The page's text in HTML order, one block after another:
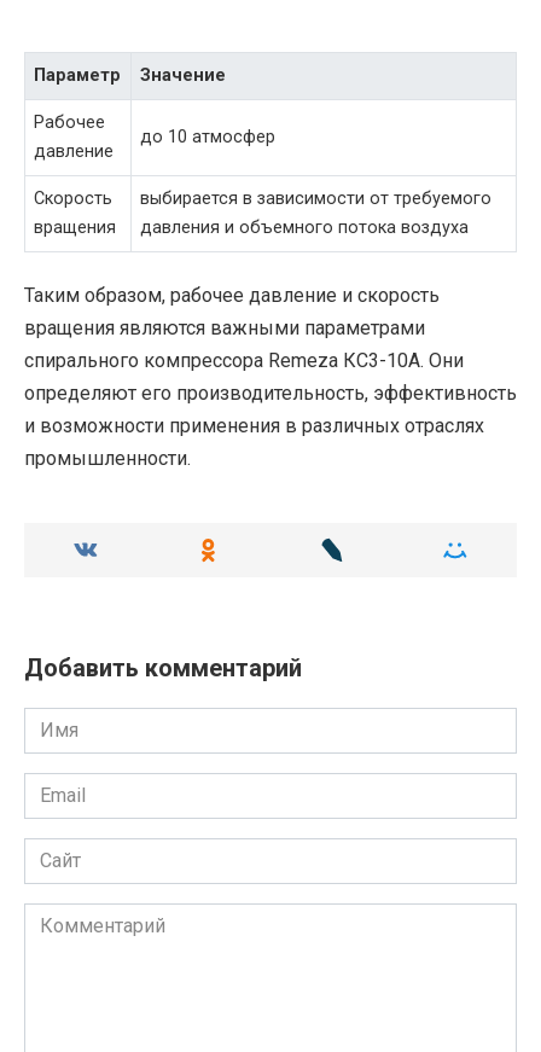
Параметр Значение
Рабочее
давление
до 10 атмосфер
Скорость
вращения
выбирается в зависимости от требуемого
давления и объемного потока воздуха
Таким образом, рабочее давление и скорость
вращения являются важными параметрами
спирального компрессора Remeza КС3-10А. Они
определяют его производительность, эффективность
и возможности применения в различных отраслях
промышленности.
Добавить комментарий
Имя
Email
Сайт
Комментарий